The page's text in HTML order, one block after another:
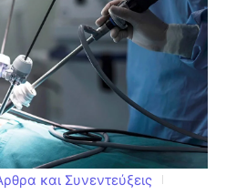
και Συνεντεύξεις